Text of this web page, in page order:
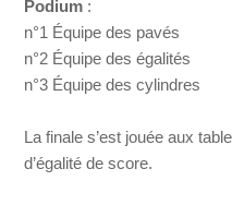
Podium :
n°1 Équipe des pavés
n°2 Équipe des égalités
n°3 Équipe des cylindres
La finale s’est jouée aux
d’égalité de score.